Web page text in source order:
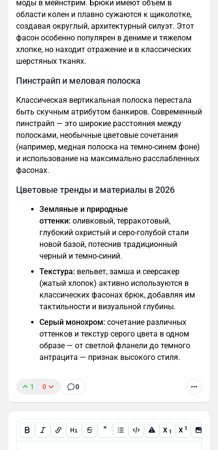
моды в мейнстрим. Брюки имеют объем в
области колен и плавно сужаются к щиколотке,
создавая округлый, архитектурный силуэт. Этот
фасон особенно популярен в дениме и тяжелом
хлопке, но находит отражение и в классических
шерстяных тканях.
Пинстрайп и меловая полоска
Классическая вертикальная полоска перестала
быть скучным атрибутом банкиров. Современный
пинстрайп — это широкие расстояния между
полосками, необычные цветовые сочетания
(например, медная полоска на темно-синем фоне)
и использование на максимально расслабленных
фасонах.
Цветовые тренды и материалы в 2026
Земляные и природные
оттенки: оливковый, терракотовый,
глубокий охристый и серо-голубой стали
новой базой, потеснив традиционный
черный и темно-синий.
Текстура: вельвет, замша и сеерсакер
(жатый хлопок) активно используются в
классических фасонах брюк, добавляя им
тактильности и визуальной глубины.
Серый монохром: сочетание различных
оттенков и текстур серого цвета в одном
образе — от светлой фланели до темного
антрацита — признак высокого стиля.
1 0 0
" X 1 X 1